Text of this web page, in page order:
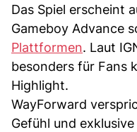
Das Spiel erscheint
Gameboy Advance
Plattformen. Laut
besonders für Fans
Highlight.
WayForward
Gefühl und